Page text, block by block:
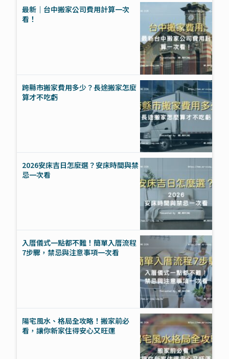
最新｜台中搬家公司費用計算一次
看！
跨縣市搬家費用多少？長途搬家怎麼
算才不吃虧
2026安床吉日怎麼選？安床時間與禁
忌一次看
入厝儀式一點都不難！簡單入厝流程
7步驟，禁忌與注意事項一次看
陽宅風水、格局全攻略！搬家前必
看，讓你新家住得安心又旺運